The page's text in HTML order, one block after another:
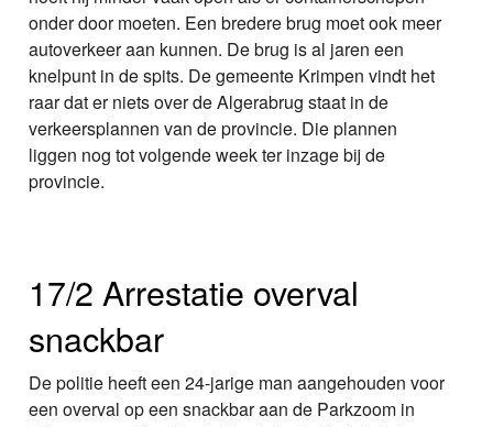
onder door moeten. Een bredere brug moet ook meer
autoverkeer aan kunnen. De brug is al jaren een
knelpunt in de spits. De gemeente Krimpen vindt het
raar dat er niets over de Algerabrug staat in de
verkeersplannen van de provincie. Die plannen
liggen nog tot volgende week ter inzage bij de
provincie.
17/2 Arrestatie overval
snackbar
De politie heeft een 24-jarige man aangehouden voor
een overval op een snackbar aan de Parkzoom in